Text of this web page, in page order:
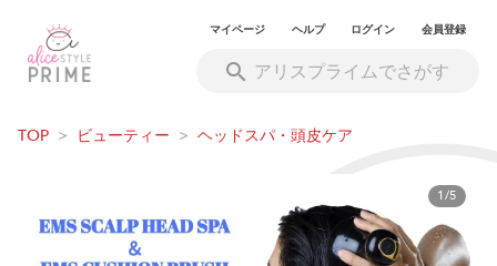
マイページ ヘルプ ログイン 会員登録
TOP > ビューティー > ヘッドスパ・頭皮ケア
1/5